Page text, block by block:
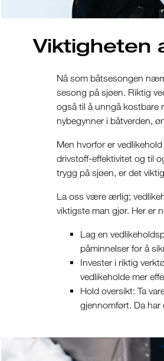
Viktigheten
Nå som båtsesongen
sesong på sjøen. Riktig
også til å unngå kostbare
nybegynner i båtverden,
Men hvorfor er
drivstoff-effektivitet og til
trygg på sjøen, er det
La oss være ærlig;
viktigste man gjør. Her er
Lag en
påminnelser for å
Invester i riktig
vedlikeholde mer
Hold oversikt: Ta
gjennomført. Da har